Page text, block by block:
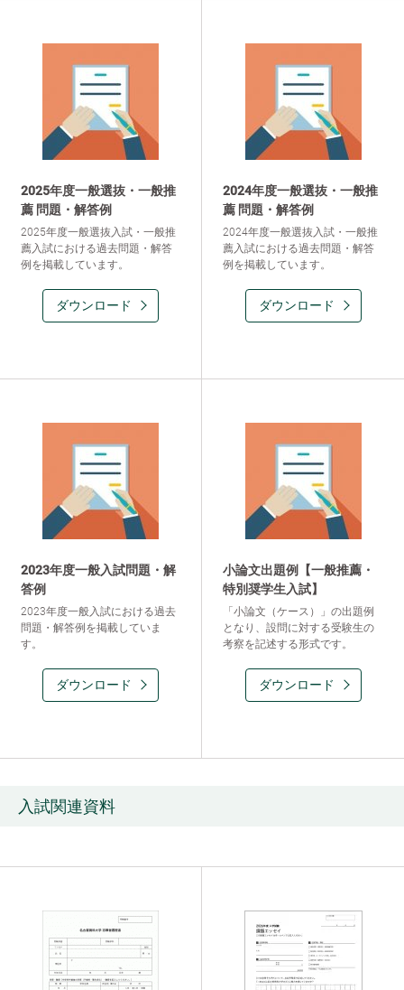
2025年度一般選抜・一般推
薦 問題・解答例
2025年度一般選抜入試・一般推
薦入試における過去問題・解答
例を掲載しています。
ダウンロード
2024年度一般選抜・一般推
薦 問題・解答例
2024年度一般選抜入試・一般推
薦入試における過去問題・解答
例を掲載しています。
ダウンロード
2023年度一般入試問題・解
答例
2023年度一般入試における過去
問題・解答例を掲載していま
す。
ダウンロード
小論文出題例【一般推薦・
特別奨学生入試】
「小論文（ケース）」の出題例
となり、設問に対する受験生の
考察を記述する形式です。
ダウンロード
入試関連資料